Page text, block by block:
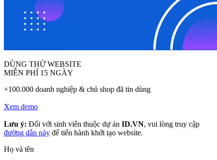
DÙNG THỬ WEBSITE
MIỄN PHÍ 15 NGÀY
+100.000 doanh nghiệp & chủ shop đã tin dùng
Xem demo
Lưu ý: Đối với sinh viên thuộc dự án ID.VN, vui lòng truy cập
đường dẫn này để tiến hành khởi tạo website.
Họ và tên